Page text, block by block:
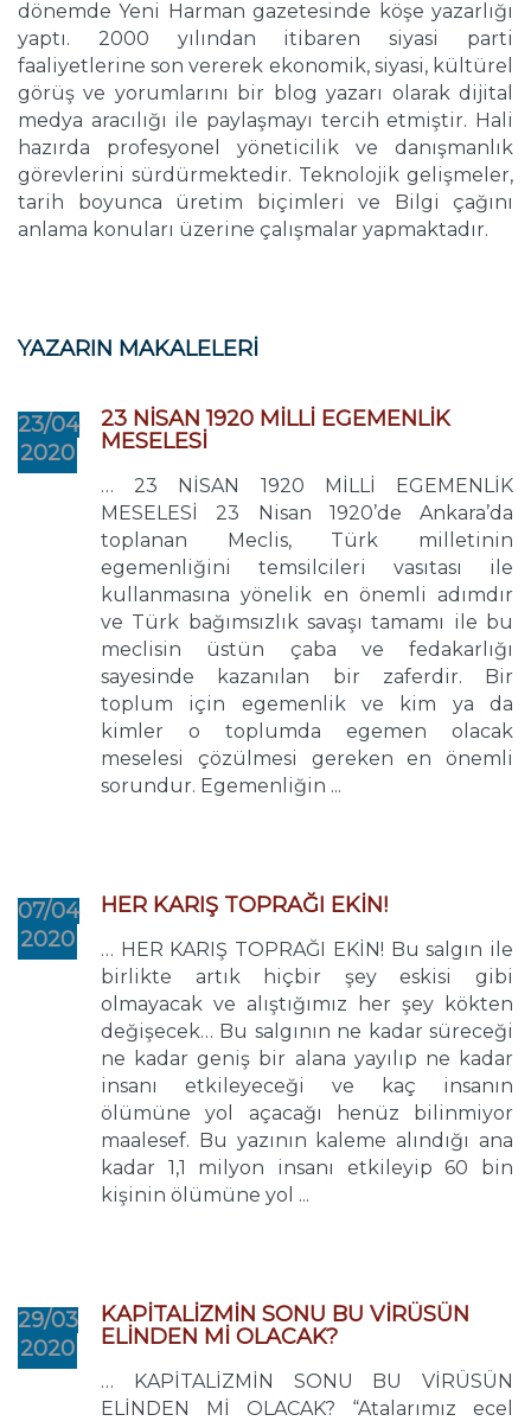
dönemde Yeni Harman gazetesinde köşe yazarlığı
yaptı. 2000 yılından itibaren siyasi parti
faaliyetlerine son vererek ekonomik, siyasi, kültürel
görüş ve yorumlarını bir blog yazarı olarak dijital
medya aracılığı ile paylaşmayı tercih etmiştir. Hali
hazırda profesyonel yöneticilik ve danışmanlık
görevlerini sürdürmektedir. Teknolojik gelişmeler,
tarih boyunca üretim biçimleri ve Bilgi çağını
anlama konuları üzerine çalışmalar yapmaktadır.
YAZARIN MAKALELERİ
23/04
2020
23 NİSAN 1920 MİLLİ EGEMENLİK
MESELESİ
… 23 NİSAN 1920 MİLLİ EGEMENLİK
MESELESİ 23 Nisan 1920’de Ankara’da
toplanan Meclis, Türk milletinin
egemenliğini temsilcileri vasıtası ile
kullanmasına yönelik en önemli adımdır
ve Türk bağımsızlık savaşı tamamı ile bu
meclisin üstün çaba ve fedakarlığı
sayesinde kazanılan bir zaferdir. Bir
toplum için egemenlik ve kim ya da
kimler o toplumda egemen olacak
meselesi çözülmesi gereken en önemli
sorundur. Egemenliğin ...
07/04
2020
HER KARIŞ TOPRAĞI EKİN!
… HER KARIŞ TOPRAĞI EKİN! Bu salgın ile
birlikte artık hiçbir şey eskisi gibi
olmayacak ve alıştığımız her şey kökten
değişecek… Bu salgının ne kadar süreceği
ne kadar geniş bir alana yayılıp ne kadar
insanı etkileyeceği ve kaç insanın
ölümüne yol açacağı henüz bilinmiyor
maalesef. Bu yazının kaleme alındığı ana
kadar 1,1 milyon insanı etkileyip 60 bin
kişinin ölümüne yol ...
29/03
2020
KAPİTALİZMİN SONU BU VİRÜSÜN
ELİNDEN Mİ OLACAK?
… KAPİTALİZMİN SONU BU VİRÜSÜN
ELİNDEN Mİ OLACAK? “Atalarımız ecel